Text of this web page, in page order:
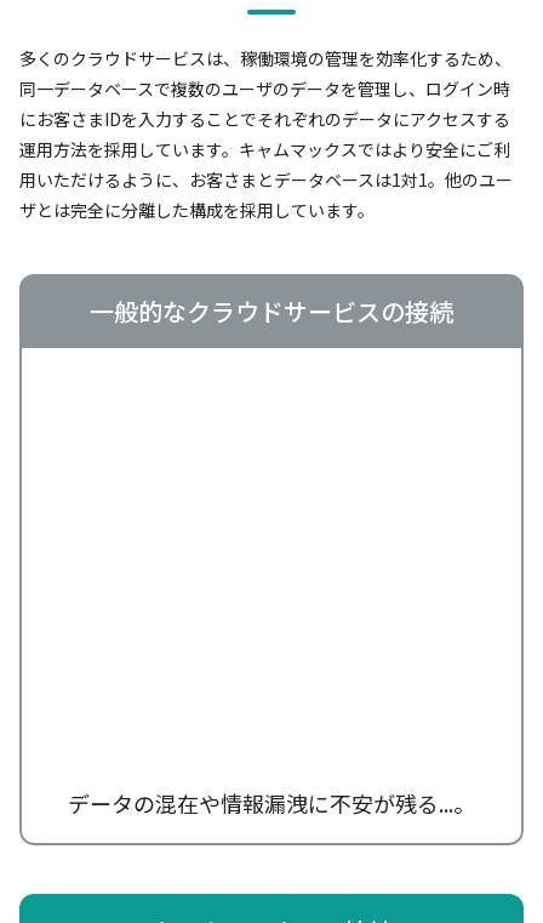
多くのクラウドサービスは、稼働環境の管理を効率化するため、
同一データベースで複数のユーザのデータを管理し、 ログイン時
にお客さまIDを入力することでそれぞれのデータにアクセスする
運用方法を採用しています。 キャムマックスではより安全にご利
用いただけるように、お客さまとデータベースは1対1。 他のユー
ザとは完全に分離した構成を採用しています。
一般的なクラウドサービスの接続
データの混在や情報漏洩に不安が残る...。